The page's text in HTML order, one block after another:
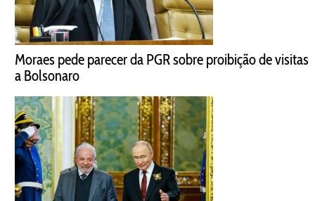
Moraes pede parecer da PGR sobre proibição de visitas
a Bolsonaro